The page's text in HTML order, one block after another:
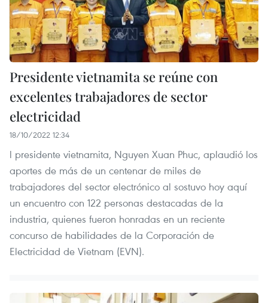
Presidente vietnamita se reúne con
excelentes trabajadores de sector
electricidad
18/10/2022 12:34
l presidente vietnamita, Nguyen Xuan Phuc, aplaudió los
aportes de más de un centenar de miles de
trabajadores del sector electrónico al sostuvo hoy aquí
un encuentro con 122 personas destacadas de la
industria, quienes fueron honradas en un reciente
concurso de habilidades de la Corporación de
Electricidad de Vietnam (EVN).